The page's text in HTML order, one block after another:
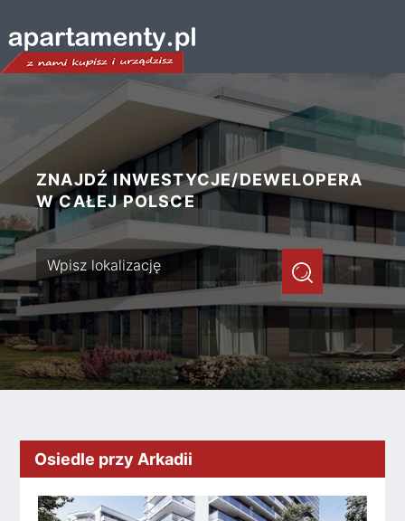
ZNAJDŹ INWESTYCJE/DEWELOPERA
W CAŁEJ POLSCE
Osiedle przy Arkadii